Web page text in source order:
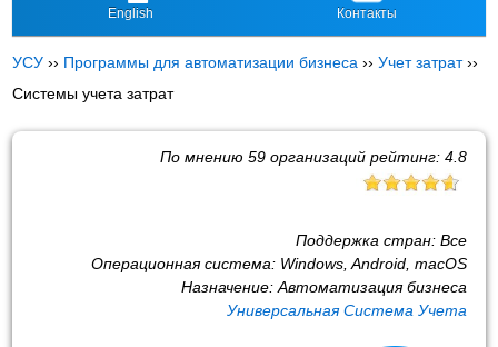
English Контакты
УСУ ›› Программы для автоматизации бизнеса ››Учет затрат››
Системы учета затрат
По мнению 59организаций рейтинг: 4.8
Поддержка стран: Все
Операционная система: Windows, Android, macOS
Назначение: Автоматизация бизнеса
Универсальная Система Учета